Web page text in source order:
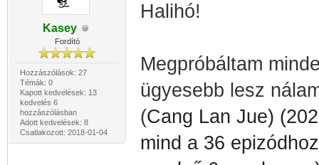
Kasey
Fordító
Hozzászólások: 27
Témák: 0
Kapott kedvelések: 13
kedvelés 6
hozzászólásban
Adott kedvelések: 8
Csatlakozott: 2018-01-04
Halihó!
Megpróbáltam
ügyesebb lesz
(Cang Lan Jue)
mind a 36